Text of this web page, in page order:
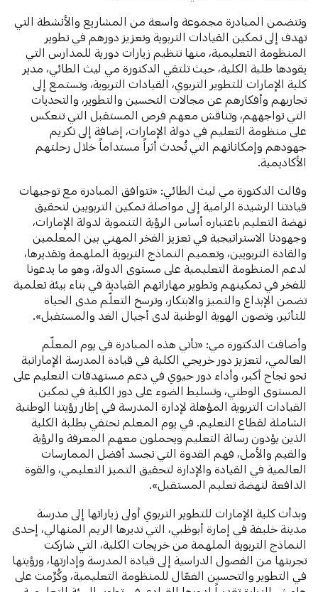
وتتضمن المبادرة مجموعة واسعة من المشاريع والأنشطة التي
تهدف إلى تمكين القيادات التربوية وتعزيز دورهم في تطوير
المنظومة التعليمية، منها تنظيم زيارات دورية للمدارس التي
يقودها طلبة الكلية، حيث تلتقي الدكتورة مي ليث الطائي، مدير
كلية الإمارات للتطوير التربوي، القيادات التربوية، وتستمع إلى
تجاربهم وأفكارهم عن مجالات التحسين والتطوير، والتحديات
التي تواجههم، وتناقش معهم فرص المستقبل التي تنعكس
على منظومة التعليم في دولة الإمارات، إضافة إلى تكريم
جهودهم وإمكاناتهم التي تُحدث أثراً مستداماً خلال رحلتهم
الأكاديمية.
وقالت الدكتورة مي ليث الطائي: «تتوافق المبادرة مع توجيهات
قيادتنا الرشيدة الرامية إلى مواصلة تمكين التربويين لتحقيق
نهضة التعليم باعتباره أساس الرؤية التنموية لدولة الإمارات،
وجهودنا الاستراتيجية في تعزيز الفخر المهني بين المعلمين
والقادة التربويين، وتعميم النماذج التربوية الملهمة وتقديرها،
لدعم المنظومة التعليمية على مستوى الدولة، وهو ما يدعونا
للفخر في تمكينهم وتطوير مهاراتهم القيادية في بناء بيئة تعلمية
تضمن الإبداع والتميز والابتكار، وترسخ التعلّم مدى الحياة
للتأثير، وتصون الهوية الوطنية لدى أجيال الغد والمستقبل».
وأضافت الدكتورة مي: «تأتي هذه المبادرة في يوم المعلّم
العالمي، لتعزيز دور خريجي الكلية في قيادة المدرسة الإماراتية
نحو نجاح أكبر، وأداء دور حيوي في دعم مستهدفات التعليم على
المستوى الوطني، وتسليط الضوء على دور الكلية في تمكين
القيادات التربوية المؤهلة لإدارة المدرسة في إطار رؤيتنا الوطنية
الشاملة لقطاع التعليم. في يوم المعلم نحتفي بطلبة الكلية
الذين يؤدون رسالة التعليم ويحملون معهم المعرفة والرؤية
والقيم والأمل، فهم القدوة التي تجسد أفضل الممارسات
العالمية في القيادة والإدارة لتحقيق التميز التعليمي، والقوة
الدافعة لنهضة تعليم المستقبل».
وبدأت كلية الإمارات للتطوير التربوي أولى زياراتها إلى مدرسة
مدينة خليفة في إمارة أبوظبي، التي تديرها الريم المنهالي، إحدى
النماذج التربوية الملهمة من خريجات الكلية، التي شاركت
تجربتها من الفصول الدراسية إلى قيادة المدرسة وإدارتها، ورؤيتها
في التطوير والتحسين الفعّال للمنظومة التعليمية، وكُرِّمت على